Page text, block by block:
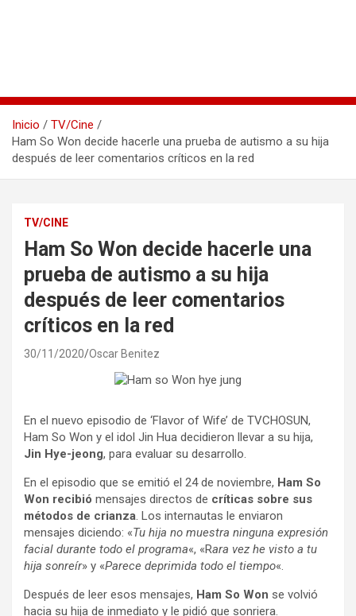
Inicio
TV/Cine
Ham So Won decide hacerle una prueba de autismo a su hija
después de leer comentarios críticos en la red
TV/CINE
Ham So Won decide hacerle una
prueba de autismo a su hija
después de leer comentarios
críticos en la red
30/11/2020 Oscar Benitez
En el nuevo episodio de ‘Flavor of Wife’ de TVCHOSUN,
Ham So Won y el idol Jin Hua decidieron llevar a su hija,
Jin Hye-jeong, para evaluar su desarrollo.
En el episodio que se emitió el 24 de noviembre, Ham So
Won recibió mensajes directos de críticas sobre sus
métodos de crianza. Los internautas le enviaron
mensajes diciendo: «Tu hija no muestra ninguna expresión
facial durante todo el programa«, «Rara vez he visto a tu
hija sonreír» y «Parece deprimida todo el tiempo«.
Después de leer esos mensajes, Ham So Won se volvió
hacia su hija de inmediato y le pidió que sonriera.